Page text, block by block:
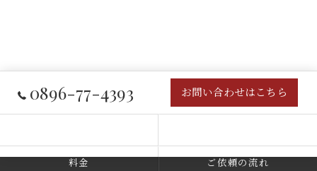
0896-77-4393 お問い合わせはこちら
料金 ご依頼の流れ